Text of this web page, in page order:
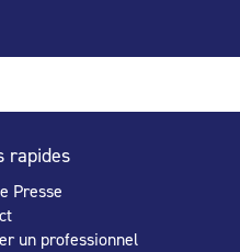
rapides
Presse
un professionnel